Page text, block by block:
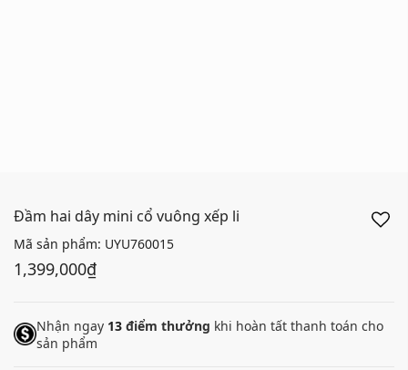
Đầm hai dây mini cổ vuông xếp li
Mã sản phẩm: UYU760015
1,399,000₫
Nhận ngay 13 điểm thưởng khi hoàn tất thanh toán cho
sản phẩm